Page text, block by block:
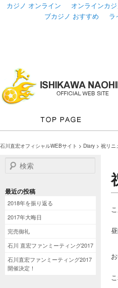
カジノ オンライン オンラインカ
ブカジノ おすすめ
ラ
石川直宏オフィシャルWEBサイト > Diary > 祝リニ
検索
最近の投稿
2018年を振り返る
2017年大晦日
完売御礼
石川 直宏ファンミーティング2017
石川直宏ファンミーティング2017
開催決定！